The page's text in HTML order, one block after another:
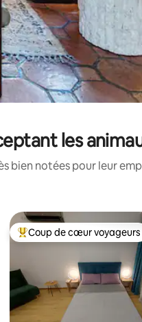
les
bien notées pour leur
sur 5
Coups de cœur voyageurs
Coup de cœur voyageurs